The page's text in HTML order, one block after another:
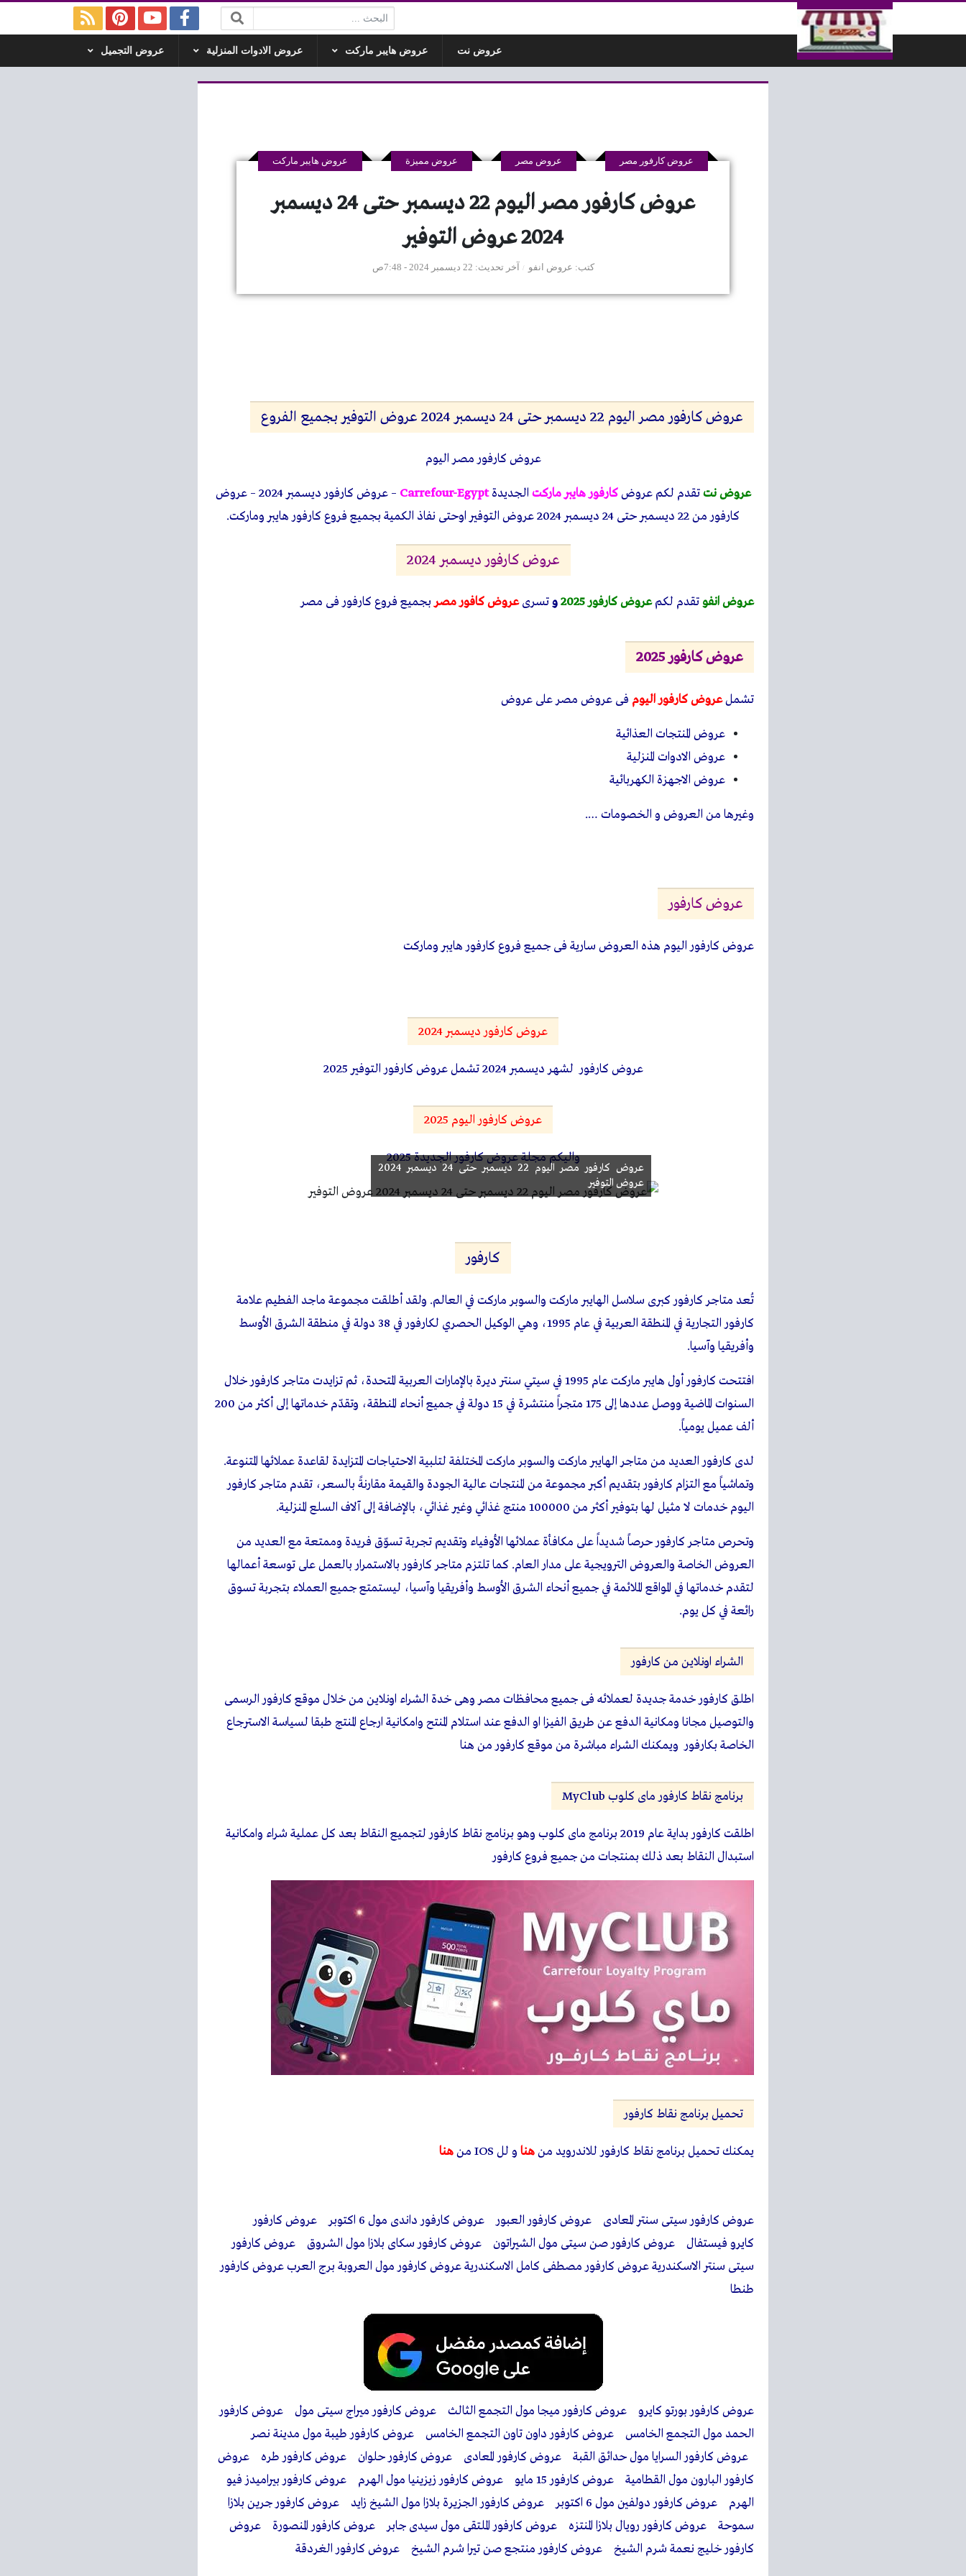
التخطي إلى المحتوى
البحث:
عروض نت عروض هايبر ماركت عروض الادوات المنزلية عروض التجميل
عروض كارفور مصر اليوم 22 ديسمبر حتى 24 ديسمبر
2024 عروض التوفير
كتب عروض انفو
عروض كارفور مصر عروض مصر عروض مميزة عروض هايبر ماركت
آخر تحديث 22 ديسمبر 2024 - 7:48ص
عروض كارفور مصر اليوم 22 ديسمبر حتى 24 ديسمبر 2024 عروض التوفير بجميع الفروع
عروض كارفور مصر اليوم
عروض نتتقدم لكم عروضكارفور هايبر ماركت الجديدةCarrefour-Egypt
– عروض كارفور ديسمبر 2024 – عروض
كارفور من 22 ديسمبر حتى 24 ديسمبر 2024 عروض التوفير اوحتى نفاذ الكمية بجميع فروع كارفور هايبر وماركت.
عروض كارفور ديسمبر 2024
عروض انفوتقدم لكمعروض كارفور 2025 وتسرىعروض كافور مصربجميع فروع كارفور فى مصر
عروض كارفور 2025
تشملعروض كارفور اليوم فى عروض مصر على عروض
عروض المنتجات العذائية
عروض الادوات المنزلية
عروض الاجهزة الكهربائية
وغيرها من العروض و الخصومات ….
عروض كارفور
عروض كارفور اليوم هذه العروض سارية فى جميع فروع كارفور هايبر وماركت
عروض كارفور ديسمبر 2024
عروض كارفور لشهر ديسمبر 2024 تشمل عروض كارفور التوفير 2025
عروض كارفور اليوم 2025
واليكم مجلة عروض كارفور الجديدة 2025
عروض كارفور مصر اليوم 22 ديسمبر حتى 24 ديسمبر 2024
عروض التوفير
كارفور
تُعد متاجر كارفور كبرى سلاسل الهايبر ماركت والسوبر ماركت في العالم. ولقد أطلقت مجموعة ماجد الفطيم علامة
كارفور التجارية في المنطقة العربية في عام 1995، وهي الوكيل الحصري لكارفور في 38 دولة في منطقة الشرق الأوسط
وأفريقيا وآسيا.
افتتحت كارفور أول هايبر ماركت عام 1995 في سيتي سنتر ديرة بالإمارات العربية المتحدة، ثم تزايدت متاجر كارفور خلال
السنوات الماضية ووصل عددها إلى 175 متجراً منتشرة في 15 دولة في جميع أنحاء المنطقة، وتقدّم خدماتها إلى أكثر من 200
ألف عميل يومياً.
لدى كارفور العديد من متاجر الهايبر ماركت والسوبر ماركت المختلفة لتلبية الاحتياجات المتزايدة لقاعدة عملائها المتنوعة.
وتماشياً مع التزام كارفور بتقديم أكبر مجموعة من المنتجات عالية الجودة والقيمة مقارنةً بالسعر، تقدم متاجر كارفور
اليوم خدمات لا مثيل لها بتوفير أكثر من 100000 منتج غذائي وغير غذائي، بالإضافة إلى آلاف السلع المنزلية.
وتحرص متاجر كارفور حرصاً شديداً على مكافأة عملائها الأوفياء وتقديم تجربة تسوّق فريدة وممتعة مع العديد من
العروض الخاصة والعروض الترويجية على مدار العام. كما تلتزم متاجر كارفور بالاستمرار بالعمل على توسعة أعمالها
لتقدم خدماتها في المواقع الملائمة في جميع أنحاء الشرق الأوسط وأفريقيا وآسيا، ليستمتع جميع العملاء بتجربة تسوق
رائعة في كل يوم.
الشراء اونلاين من كارفور
اطلق كارفور خدمة جديدة لعملائه فى جميع محافظات مصر وهى خدة الشراء اونلاين من خلال موقع كارفور الرسمى
والتوصيل مجانا ومكانية الدفع عن طريق الفيزا او الدفع عند استلام المنتح وامكانية ارجاع المنتج طبقا لسياسة الاسترجاع
الخاصة بكارفور ويمكنك الشراء مباشرة من موقع كارفور من هنا
برنامج نقاط كارفور ماى كلوب MyClub
اطلقت كارفور بداية عام 2019 برنامج ماى كلوب وهو برنامج نقاط كارفور لتجميع النقاط بعد كل عملية شراء وامكانية
استبدال النقاط بعد ذلك بمنتجات من جميع فروع كارفور
تحميل برنامج نقاط كارفور
يمكنك تحميل برنامج نقاط كارفور للاندرويد منهنا و لل IOS من هنا
عروض كارفور سيتى سنتر المعادى عروض كارفور العبور عروض كارفور داندى مول 6 اكتوبر عروض كارفور
كايرو فيستفال عروض كارفور صن سيتى مول الشيراتون عروض كارفور سكاى بلازا مول الشروق عروض كارفور
سيتى سنتر الاسكندرية عروض كارفور مصطفى كامل الاسكندرية عروض كارفور مول العروبة برج العرب عروض كارفور
طنطا
عروض كارفور بورتو كايرو عروض كارفور ميجا مول التجمع الثالث عروض كارفور ميراج سيتى مول عروض كارفور
الحمد مول التجمع الخامس عروض كارفور داون تاون التجمع الخامس عروض كارفور طيبة مول مدينة نصر
عروض كارفور السرايا مول حدائق القبة عروض كارفور المعادى عروض كارفور حلوان عروض كارفور طره عروض
كارفور البارون مول القطامية عروض كارفور 15 مايو عروض كارفور زيزينيا مول الهرم عروض كارفور بيراميدز فيو
الهرم عروض كارفور دولفين مول 6 اكتوبر عروض كارفور الجزيرة بلازا مول الشيخ زايد عروض كارفور جرين بلازا
سموحة عروض كارفور رويال بلازا المنتزه عروض كارفور الملتقى مول سيدى جابر عروض كارفور المنصورة عروض
كارفور خليج نعمة شرم الشيخ عروض كارفور منتجع صن تيرا شرم الشيخ عروض كارفور الغردقة